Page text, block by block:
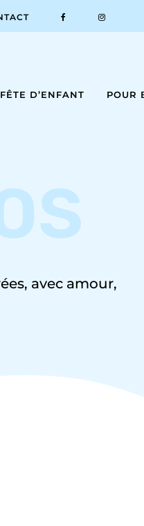
FÊTE D’ENFANT POUR
avec amour,